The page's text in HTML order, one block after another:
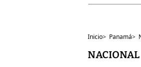
Inicio> Panamá>
NACIONAL